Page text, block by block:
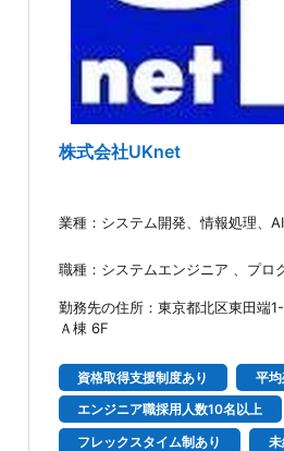
株式会社UKnet
業種：システム開発、情報処理、
職種：システムエンジニア 、プロ
勤務先の住所：東京都北区東田端
Ａ棟 6F
資格取得支援制度あり
平
エンジニア職採用人数10名以上
フレックスタイム制あり